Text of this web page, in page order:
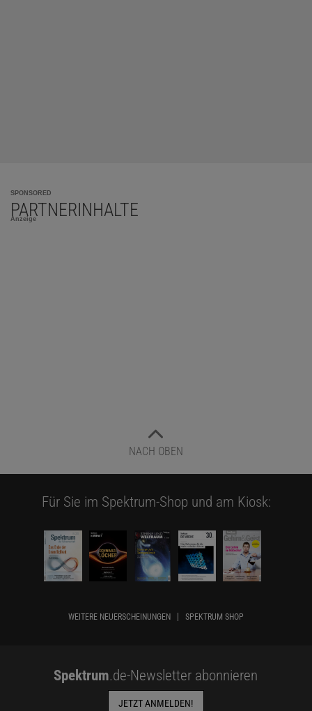
SPONSORED
PARTNERINHALTE
Anzeige
NACH OBEN
Für Sie im Spektrum-Shop und am Kiosk:
WEITERE NEUERSCHEINUNGEN SPEKTRUM SHOP
Spektrum.de-Newsletter abonnieren
JETZT ANMELDEN!